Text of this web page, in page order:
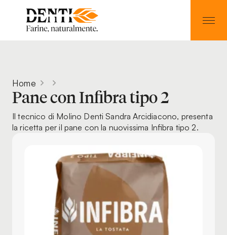
Home
Pane con Infibra tipo 2
Il tecnico di Molino Denti Sandra Arcidiacono, presenta
la ricetta per il pane con la nuovissima Infibra tipo 2.